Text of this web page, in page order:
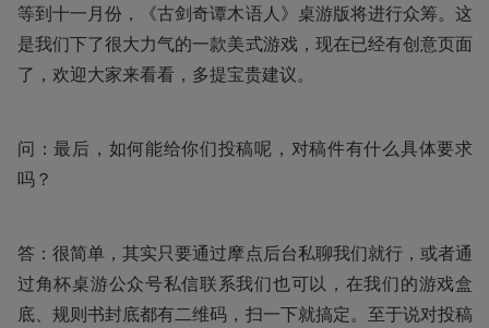
等到十一月份，《古剑奇谭木语人》桌游版将进行众筹。这
是我们下了很大力气的一款美式游戏，现在已经有创意页面
了，欢迎大家来看看，多提宝贵建议。
问：最后，如何能给你们投稿呢，对稿件有什么具体要求
吗？
答：很简单，其实只要通过摩点后台私聊我们就行，或者通
过角杯桌游公众号私信联系我们也可以，在我们的游戏盒
底、规则书封底都有二维码，扫一下就搞定。至于说对投稿